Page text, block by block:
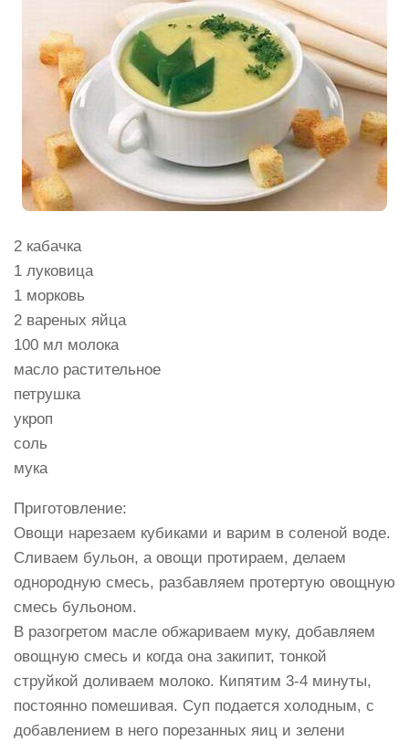
2 кабачка
1 луковица
1 морковь
2 вареных яйца
100 мл молока
масло растительное
петрушка
укроп
соль
мука
Приготовление:
Овощи нарезаем кубиками и варим в соленой воде.
Сливаем бульон, а овощи протираем, делаем
однородную смесь, разбавляем протертую овощную
смесь бульоном.
В разогретом масле обжариваем муку, добавляем
овощную смесь и когда она закипит, тонкой
струйкой доливаем молоко. Кипятим 3-4 минуты,
постоянно помешивая. Суп подается холодным, с
добавлением в него порезанных яиц и зелени